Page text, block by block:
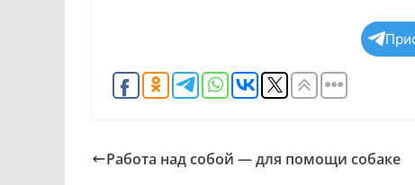
Работа над собой — для помощи собаке